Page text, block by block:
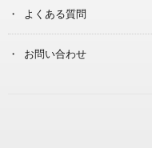
よくある質問
お問い合わせ